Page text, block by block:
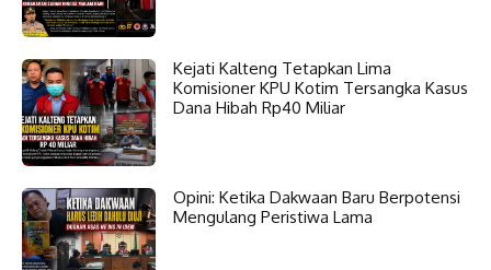
Kejati Kalteng Tetapkan Lima
Komisioner KPU Kotim Tersangka Kasus
Dana Hibah Rp40 Miliar
Opini: Ketika Dakwaan Baru Berpotensi
Mengulang Peristiwa Lama